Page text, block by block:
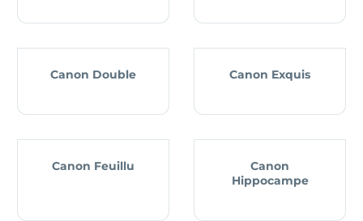
Canon Double Canon Exquis
Canon Feuillu
Canon
Hippocampe